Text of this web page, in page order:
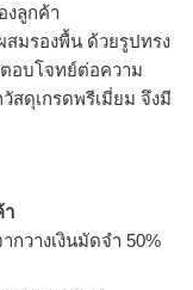
งลูกค้า
สมรองพื้น ด้วยรูปทรง
อบโจทย์ต่อความ
สดุเกรดพรีเมี่ยม จึงมี
า
กวางเงินมัดจำ 50%